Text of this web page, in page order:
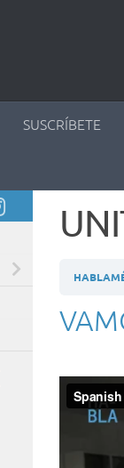
SUSCRÍBETE